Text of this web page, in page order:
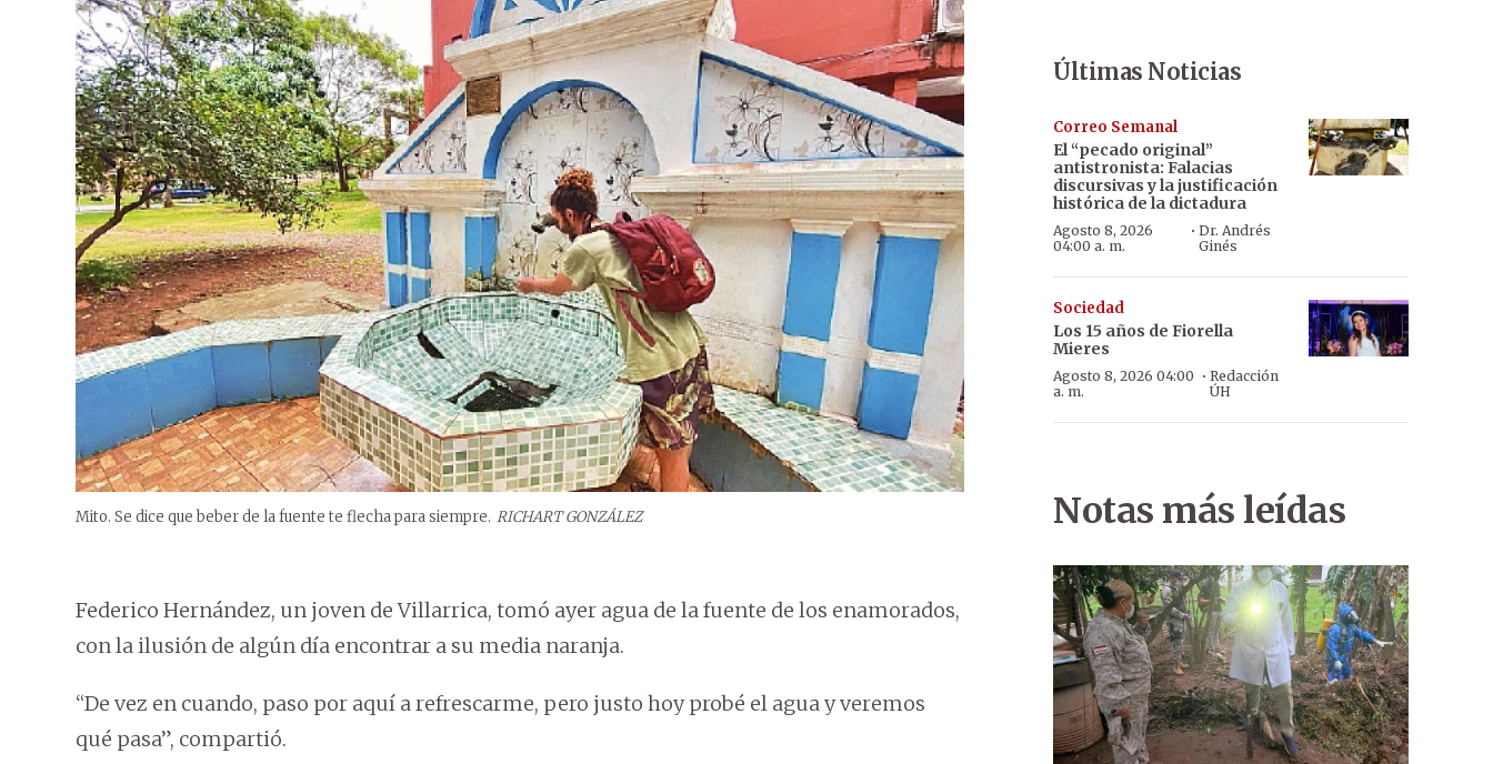
Mito. Se dice que beber de la fuente te flecha para siempre. RICHART GONZÁLEZ
Federico Hernández, un joven de Villarrica, tomó ayer agua de la fuente de los enamorados,
con la ilusión de algún día encontrar a su media naranja.
“De vez en cuando, paso por aquí a refrescarme, pero justo hoy probé el agua y veremos
qué pasa”, compartió.
Últimas Noticias
Correo Semanal
El “pecado original”
antistronista: Falacias
discursivas y la justificación
histórica de la dictadura
Agosto 8, 2026
04:00 a. m.
·Dr. Andrés
Ginés
Sociedad
Los 15 años de Fiorella
Mieres
Agosto 8, 2026 04:00
a. m.
· Redacción
ÚH
Notas más leídas